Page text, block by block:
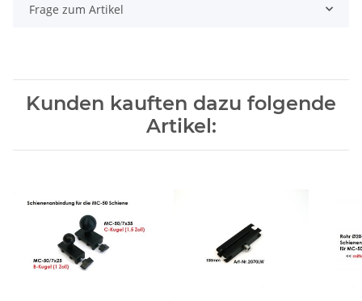
Frage zum Artikel
Kunden kauften dazu folgende
Artikel: